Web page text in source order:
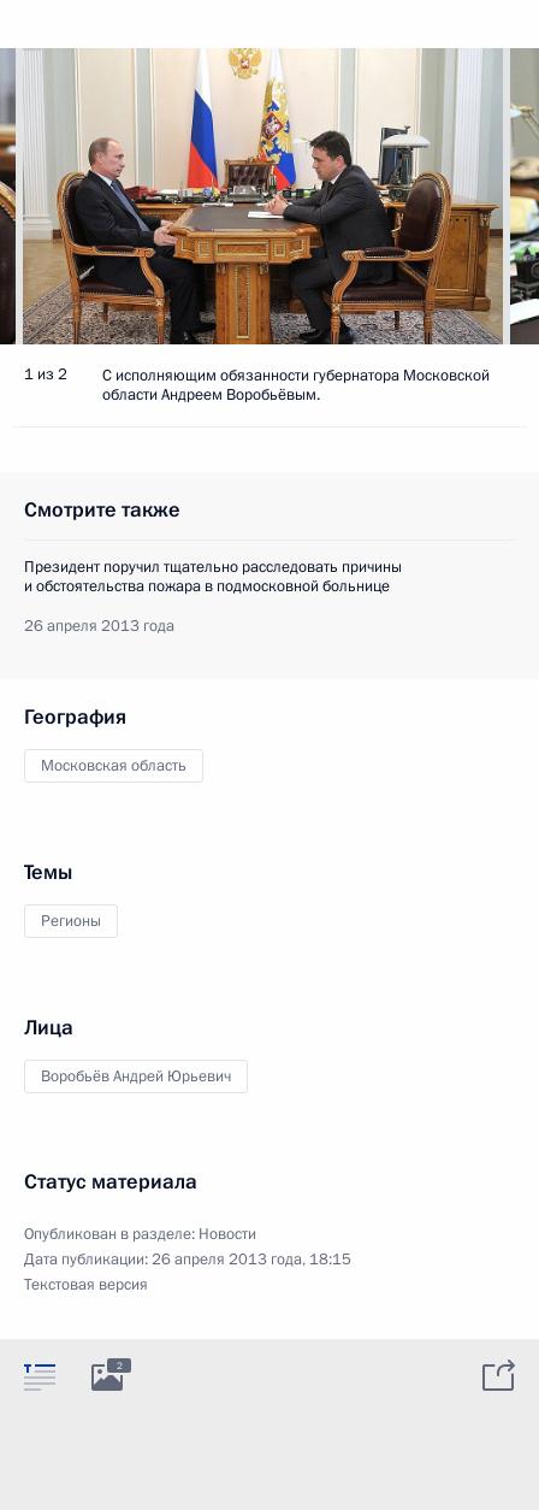
1 из 2
С исполняющим обязанности губернатора Московской
области Андреем Воробьёвым.
Смотрите также
Президент поручил тщательно расследовать причины
и обстоятельства пожара в подмосковной больнице
26 апреля 2013 года
География
Московская область
Темы
Регионы
Лица
Воробьёв Андрей Юрьевич
Статус материала
Опубликован в разделе: Новости
Дата публикации:26 апреля 2013 года, 18:15
Текстовая версия
2